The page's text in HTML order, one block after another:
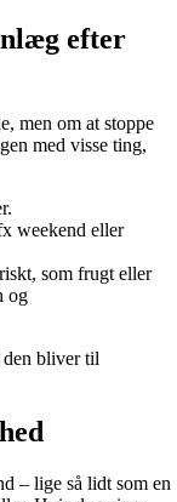
efter
men om at stoppe
med visse ting,
weekend eller
som frugt eller
og
den bliver til
– lige så lidt som en